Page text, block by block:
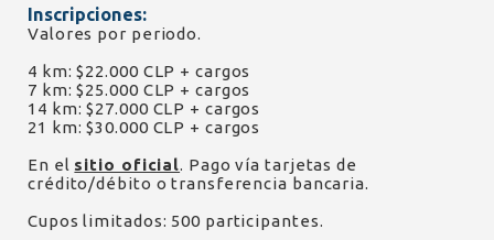
Inscripciones:
Valores por periodo.
4 km: $22.000 CLP + cargos
7 km: $25.000 CLP + cargos
14 km: $27.000 CLP + cargos
21 km: $30.000 CLP + cargos
En el sitio oficial. Pago vía tarjetas de
crédito/débito o transferencia bancaria.
Cupos limitados: 500 participantes.